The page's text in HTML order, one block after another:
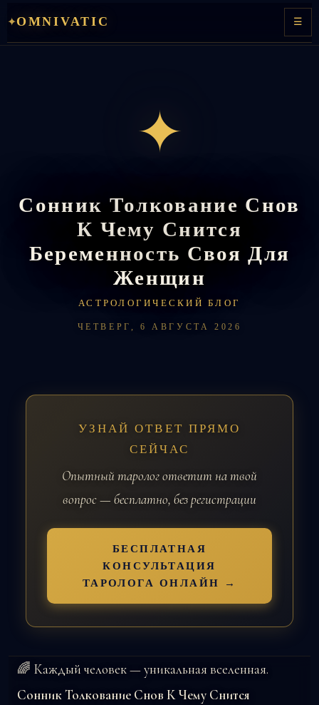
содержимому
✦OMNIVATIC ☰
✦
Сонник Толкование Снов
К Чему Снится
Беременность Своя Для
Женщин
АСТРОЛОГИЧЕСКИЙ БЛОГ
ЧЕТВЕРГ, 6 АВГУСТА 2026
УЗНАЙ ОТВЕТ ПРЯМО
СЕЙЧАС
Опытный таролог ответит на твой
вопрос — бесплатно, без регистрации
БЕСПЛАТНАЯ
КОНСУЛЬТАЦИЯ
ТАРОЛОГА ОНЛАЙН →
🌈 Каждый человек — уникальная вселенная.
Сонник Толкование Снов К Чему Снится